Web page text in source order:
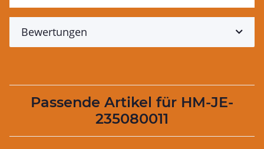
Bewertungen
Passende Artikel für HM-JE-
235080011